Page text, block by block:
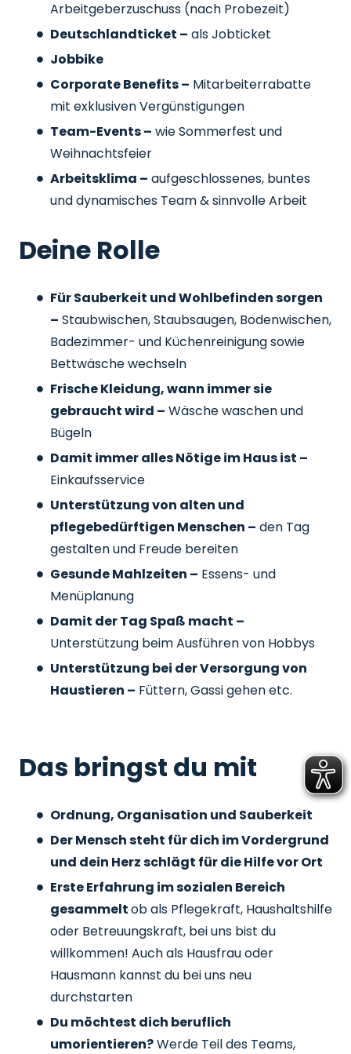
Arbeitgeberzuschuss (nach Probezeit)
Deutschlandticket – als Jobticket
Jobbike
Corporate Benefits – Mitarbeiterrabatte
mit exklusiven Vergünstigungen
Team-Events – wie Sommerfest und
Weihnachtsfeier
Arbeitsklima – aufgeschlossenes, buntes
und dynamisches Team & sinnvolle Arbeit
Deine Rolle
Für Sauberkeit und Wohlbefinden sorgen
– Staubwischen, Staubsaugen, Bodenwischen,
Badezimmer- und Küchenreinigung sowie
Bettwäsche wechseln
Frische Kleidung, wann immer sie
gebraucht wird – Wäsche waschen und
Bügeln
Damit immer alles Nötige im Haus ist –
Einkaufsservice
Unterstützung von alten und
pflegebedürftigen Menschen – den Tag
gestalten und Freude bereiten
Gesunde Mahlzeiten – Essens- und
Menüplanung
Damit der Tag Spaß macht –
Unterstützung beim Ausführen von Hobbys
Unterstützung bei der Versorgung von
Haustieren – Füttern, Gassi gehen etc.
Das bringst du mit
Ordnung, Organisation und Sauberkeit
Der Mensch steht für dich im Vordergrund
und dein Herz schlägt für die Hilfe vor Ort
Erste Erfahrung im sozialen Bereich
gesammeltob als Pflegekraft, Haushaltshilfe
oder Betreuungskraft, bei uns bist du
willkommen! Auch als Hausfrau oder
Hausmann kannst du bei uns neu
durchstarten
Du möchtest dich beruflich
umorientieren?Werde Teil des Teams,